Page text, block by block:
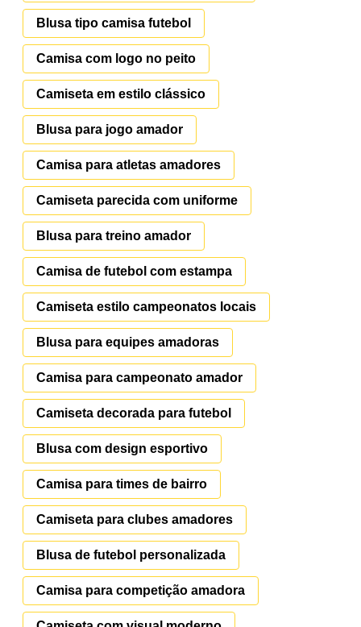
Blusa tipo camisa futebol
Camisa com logo no peito
Camiseta em estilo clássico
Blusa para jogo amador
Camisa para atletas amadores
Camiseta parecida com uniforme
Blusa para treino amador
Camisa de futebol com estampa
Camiseta estilo campeonatos locais
Blusa para equipes amadoras
Camisa para campeonato amador
Camiseta decorada para futebol
Blusa com design esportivo
Camisa para times de bairro
Camiseta para clubes amadores
Blusa de futebol personalizada
Camisa para competição amadora